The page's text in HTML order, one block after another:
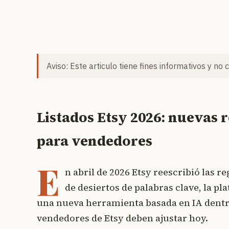
Aviso: Este articulo tiene fines informativos y no
Listados Etsy 2026:
para vendedores
E n abril de 2026 Etsy reescribió las
de desiertos de palabras clave, la
una nueva herramienta basada en IA
vendedores de Etsy deben ajustar hoy.